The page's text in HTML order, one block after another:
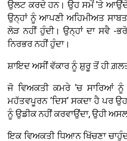
ਉਲਟ ਕਰਦੇ ਹਨ। ਉਹ ਸਮੇਂ ’ਤੇ ਆਉਂਦੇ
ਉਨ੍ਹਾਂ ਨੂੰ ਆਪਣੀ ਅਹਿਮੀਅਤ
ਲੋੜ ਨਹੀਂ ਹੁੰਦੀ। ਉਨ੍ਹਾਂ ਦਾ ਸਵੈ -
ਨਿਰਭਰ ਨਹੀਂ ਹੁੰਦਾ।
ਸ਼ਾਇਦ ਅਸੀਂ ਵੱਕਾਰ ਨੂੰ ਸ਼ੁਰੂ ਤੋਂ ਹੀ
ਜੋ ਵਿਅਕਤੀ ਕਮਰੇ ’ਚ ਸਾਰਿਆਂ
ਮਹੱਤਵਪੂਰਨ ‘ਦਿਸ’ ਸਕਦਾ ਹੈ ਪਰ
ਨੂੰ ਉਡੀਕ ਨਹੀਂ ਕਰਵਾਉਂਦਾ, ਉਹੀ
ਇਕ ਵਿਅਕਤੀ ਧਿਆਨ ਖਿੱਚਣਾ